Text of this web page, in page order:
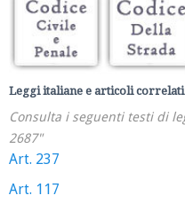
Leggi italiane e articoli correlati
Consulta i seguenti testi di
2687"
Art. 237
Art. 117